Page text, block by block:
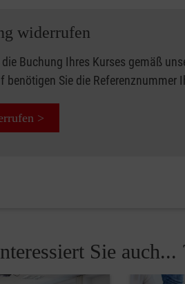
widerrufen
die Buchung Ihres Kurses gemäß
benötigen Sie die Referenznummer
>
Sie auch...